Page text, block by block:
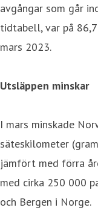
avgångar som går
tidtabell, var på
mars 2023.
Utsläppen minskar
I mars minskade
säteskilometer
jämfört med förra
med cirka 250 000
och Bergen i Norge.